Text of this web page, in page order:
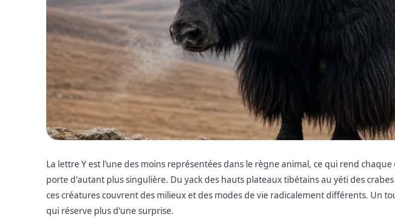
La lettre Y est l'une des moins représentées dans le règne animal, ce qui rend chaque
porte d'autant plus singulière. Du yack des hauts plateaux tibétains au yéti des crabes
ces créatures couvrent des milieux et des modes de vie radicalement différents. Un
qui réserve plus d'une surprise.